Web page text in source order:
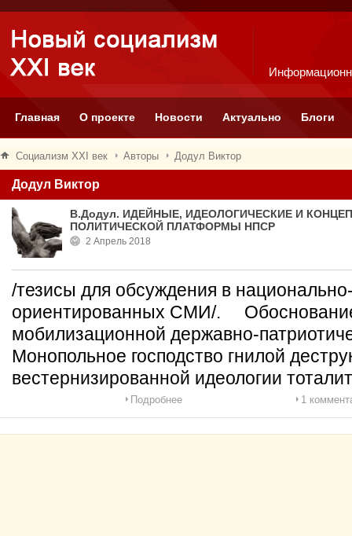
Главная О проекте Новости Актуально Блоги
Социализм XXI век Авторы Додул Виктор
Додул Виктор
В.Додул. ИДЕЙНЫЕ, ИДЕОЛОГИЧЕСКИЕ И
ПОЛИТИЧЕСКОЙ ПЛАТФОРМЫ НПСР
2 Апрель 2018
/тезисы для обсуждения в
ориентированных СМИ/.
мобилизационной державно-
Монопольное господство гнилой
вестернизированной идеологии
Подробнее 1